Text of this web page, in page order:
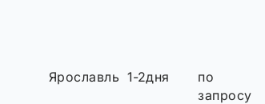
Ярославль 1-2дня
по
запросу